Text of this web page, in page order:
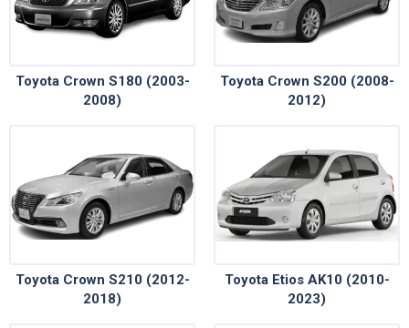
Toyota Crown S180 (2003-
2008)
Toyota Crown S200 (2008-
2012)
Toyota Crown S210 (2012-
2018)
Toyota Etios AK10 (2010-
2023)